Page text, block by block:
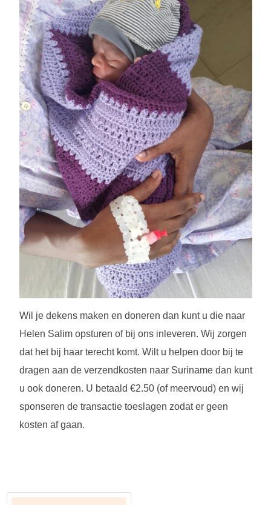
Wil je dekens maken en doneren dan kunt u die naar
Helen Salim opsturen of bij ons inleveren. Wij zorgen
dat het bij haar terecht komt. Wilt u helpen door bij te
dragen aan de verzendkosten naar Suriname dan kunt
u ook doneren. U betaald €2.50 (of meervoud) en wij
sponseren de transactie toeslagen zodat er geen
kosten af gaan.